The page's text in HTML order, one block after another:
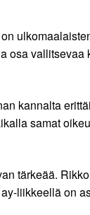
osa vallitsevaa
kannalta
samat
tärkeää.
liikkeellä on